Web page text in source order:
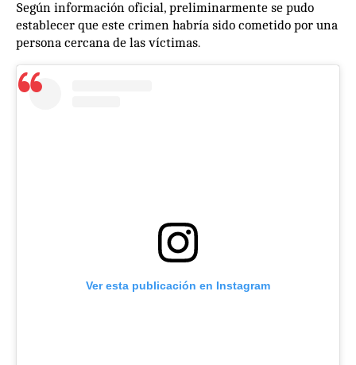
Según información oficial, preliminarmente se pudo
establecer que este crimen habría sido cometido por una
persona cercana de las víctimas.
Ver esta publicación en Instagram